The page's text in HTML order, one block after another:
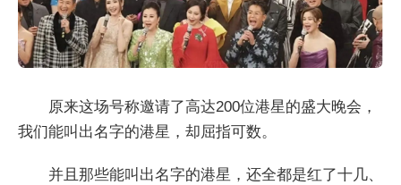
原来这场号称邀请了高达200位港星的盛大晚会，
我们能叫出名字的港星，却屈指可数。
并且那些能叫出名字的港星，还全都是红了十几、